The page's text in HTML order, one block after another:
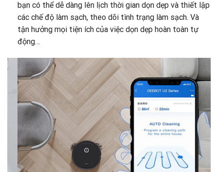
bạn có thể dễ dàng lên lịch thời gian dọn dẹp và thiết lập
các chế độ làm sạch, theo dõi tình trạng làm sạch. Và
tận hưởng mọi tiện ích của việc dọn dẹp hoàn toàn tự
động…